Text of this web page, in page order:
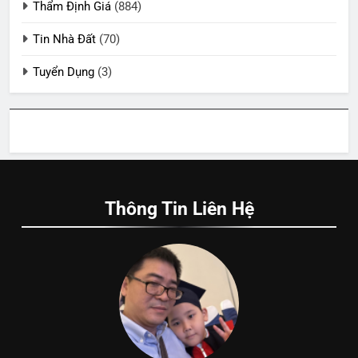
Thẩm Định Giá (884)
Tin Nhà Đất (70)
Tuyển Dụng (3)
Thông Tin Liên Hệ